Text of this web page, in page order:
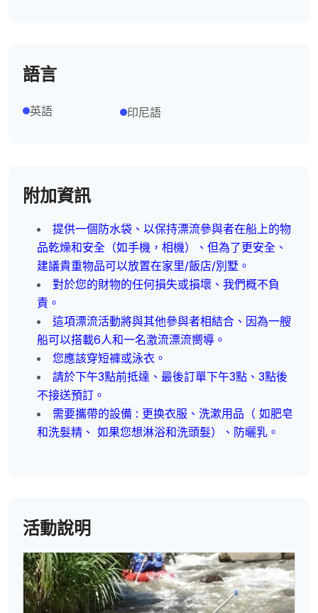
語言
英語 印尼語
附加資訊
提供一個防水袋、以保持漂流參與者在船上的物
品乾燥和安全（如手機，相機）、但為了更安全、
建議貴重物品可以放置在家里/飯店/別墅。
對於您的財物的任何損失或損壞、我們概不負
責。
這項漂流活動將與其他參與者相結合、因為一艘
船可以搭載6人和一名激流漂流嚮導。
您應該穿短褲或泳衣。
請於下午3點前抵達、最後訂單下午3點、3點後
不接送預訂。
需要攜帶的設備 : 更换衣服、洗漱用品（ 如肥皂
和洗髮精、 如果您想淋浴和洗頭髮）、防曬乳。
活動說明